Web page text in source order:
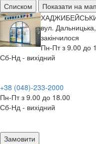
Списком
Показати на
вул.
закінчилося
Пн-Пт з 9.00 до
Сб-Нд - вихідний
+38 (048)-233-2000
Пн-Пт з 9.00 до 18.00
Сб-Нд - вихідний
Замовити